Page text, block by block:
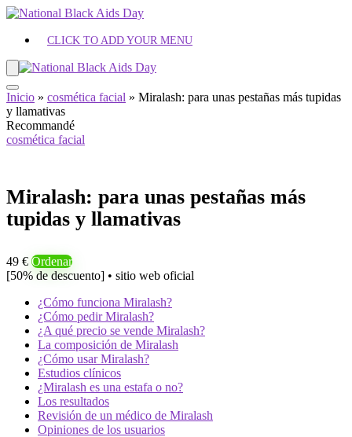
CLICK TO ADD YOUR MENU
Inicio » cosmética facial » Miralash: para unas pestañas más tupidas
y llamativas
Recommandé
cosmética facial
Miralash: para unas pestañas más
tupidas y llamativas
49 € Ordenar
[50% de descuento] • sitio web oficial
¿Cómo funciona Miralash?
¿Cómo pedir Miralash?
¿A qué precio se vende Miralash?
La composición de Miralash
¿Cómo usar Miralash?
Estudios clínicos
¿Miralash es una estafa o no?
Los resultados
Revisión de un médico de Miralash
Opiniones de los usuarios